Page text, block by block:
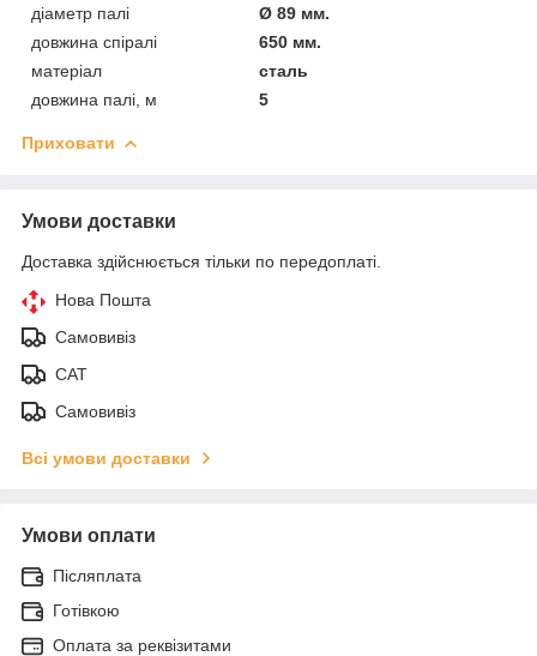
діаметр палі
Ø 89 мм.
довжина спіралі
650 мм.
матеріал
сталь
довжина палі, м
5
Приховати
Умови доставки
Доставка здійснюється тільки по передоплаті.
Нова Пошта
Самовивіз
САТ
Самовивіз
Всі умови доставки
Умови оплати
Післяплата
Готівкою
Оплата за реквізитами